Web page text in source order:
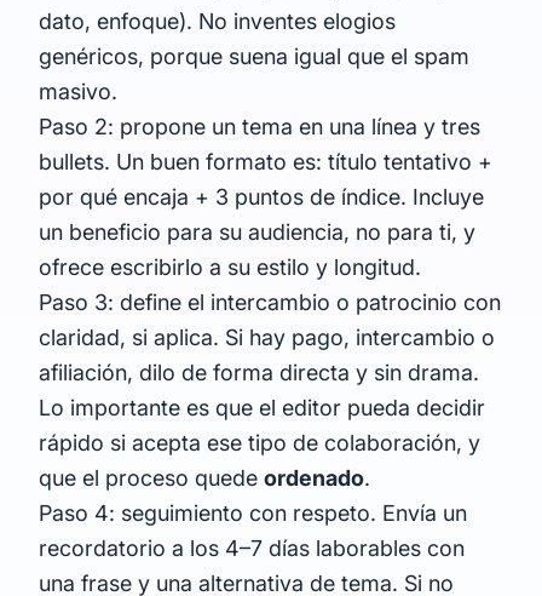
dato, enfoque). No inventes elogios
genéricos, porque suena igual que el spam
masivo.
Paso 2: propone un tema en una línea y tres
bullets. Un buen formato es: título tentativo +
por qué encaja + 3 puntos de índice. Incluye
un beneficio para su audiencia, no para ti, y
ofrece escribirlo a su estilo y longitud.
Paso 3: define el intercambio o patrocinio con
claridad, si aplica. Si hay pago, intercambio o
afiliación, dilo de forma directa y sin drama.
Lo importante es que el editor pueda decidir
rápido si acepta ese tipo de colaboración, y
que el proceso quede ordenado.
Paso 4: seguimiento con respeto. Envía un
recordatorio a los 4–7 días laborables con
una frase y una alternativa de tema. Si no